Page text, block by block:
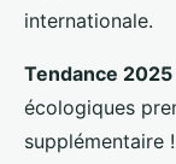
internationale.
Tendance 2025
écologiques
supplémentaire !